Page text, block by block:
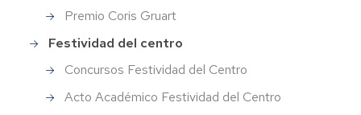
Premio Coris Gruart
Festividad del centro
Concursos Festividad del Centro
Acto Académico Festividad del Centro